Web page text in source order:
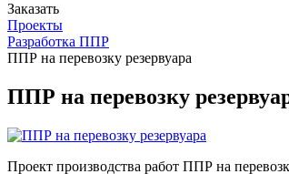
Заказать
Проекты
Разработка ППР
ППР на перевозку резервуара
ППР на перевозку
Проект производства работ ППР на